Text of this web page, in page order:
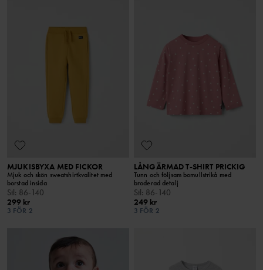
MJUKISBYXA MED FICKOR
Mjuk och skön sweatshirtkvalitet med
borstad insida
Stl: 86-140
299 kr
3 FÖR 2
LÅNGÄRMAD T-SHIRT PRICKIG
Tunn och följsam bomullstrikå med
broderad detalj
Stl: 86-140
249 kr
3 FÖR 2